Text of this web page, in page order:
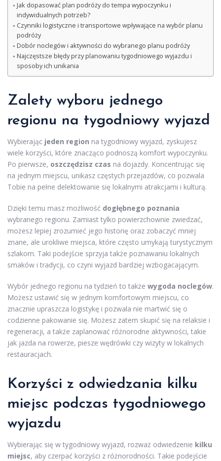
Jak dopasować plan podróży do tempa wypoczynku i
indywidualnych potrzeb?
Czynniki logistyczne i transportowe wpływające na wybór planu
podróży
Dobór noclegów i aktywności do wybranego planu podróży
Najczęstsze błędy przy planowaniu tygodniowego wyjazdu i
sposoby ich unikania
Zalety wyboru jednego
regionu na tygodniowy wyjazd
Wybierając jeden region na tygodniowy wyjazd, zyskujesz
wiele korzyści, które znacząco podnoszą komfort wypoczynku.
Po pierwsze, oszczędzisz czas na dojazdy. Koncentrując się
na jednym miejscu, unikasz częstych przejazdów, co pozwala
Tobie na pełne delektowanie się lokalnymi atrakcjami i kulturą.
Dzięki temu masz możliwość dogłębnego poznania
wybranego regionu. Zamiast tylko powierzchownie zwiedzać,
możesz lepiej zrozumieć jego historię oraz zobaczyć mniej
znane, ale urokliwe miejsca, które często umykają turystycznym
szlakom. Taki podejście sprzyja także poznawaniu lokalnych
smaków i tradycji, co czyni wyjazd bardziej wzbogacającym.
Wybór jednego regionu na tydzień to także wygoda noclegów.
Możesz ustawić się w jednym komfortowym miejscu, co
znacznie upraszcza logistykę i pozwala nie martwić się o
codzienne pakowanie się. Możesz zatem skupić się na relaksie i
regeneracji, a także zaplanować różnorodne aktywności, takie
jak jazda na rowerze, piesze wędrówki czy wizyty w lokalnych
restauracjach.
Korzyści z odwiedzania kilku
miejsc podczas tygodniowego
wyjazdu
Wybierając się w tygodniowy wyjazd, rozważ odwiedzenie kilku
miejsc, aby czerpać korzyści z różnorodności. Takie podejście